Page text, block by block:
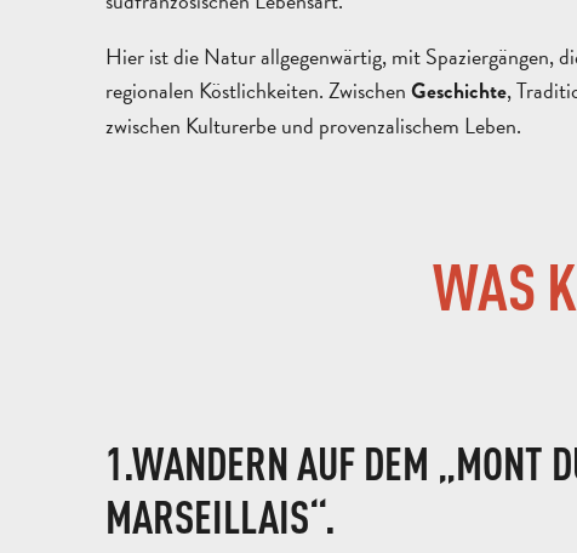
Hier ist die Natur allgegenwärtig, mit Spaziergängen,
regionalen Köstlichkeiten. Zwischen Geschichte,
zwischen Kulturerbe und provenzalischem Leben.
WAS
1.WANDERN AUF DEM „MONT
MARSEILLAIS“.